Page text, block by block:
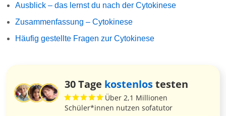
Ausblick – das lernst du nach der Cytokinese
Zusammenfassung – Cytokinese
Häufig gestellte Fragen zur Cytokinese
30 Tage kostenlostesten
Über 2,1 Millionen
Schüler*innen nutzen sofatutor